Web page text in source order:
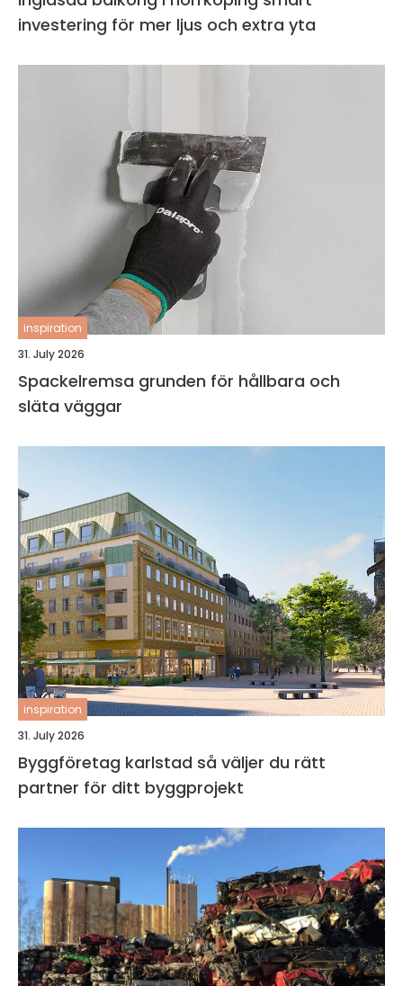
investering för mer ljus och extra yta
inspiration
31. July 2026
Spackelremsa grunden för hållbara och
släta väggar
inspiration
31. July 2026
Byggföretag karlstad så väljer du rätt
partner för ditt byggprojekt